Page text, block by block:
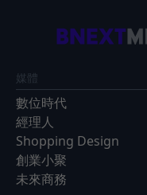
媒體
數位時代
經理人
Shopping Design
創業小聚
未來商務